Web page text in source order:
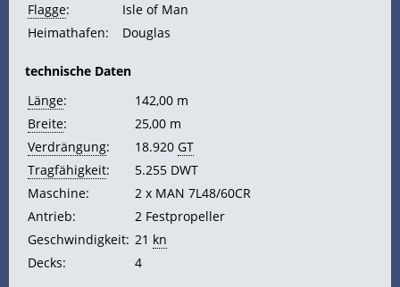
Flagge:
Isle of Man
Heimathafen:
Douglas
technische Daten
Länge:
142,00 m
Breite:
25,00 m
Verdrängung: 18.920 GT
Tragfähigkeit:
5.255 DWT
Maschine:
2 x MAN 7L48/60CR
Antrieb:
2 Festpropeller
Geschwindigkeit: 21 kn
Decks:
4